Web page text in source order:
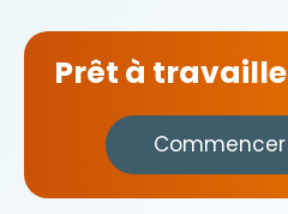
Prêt à